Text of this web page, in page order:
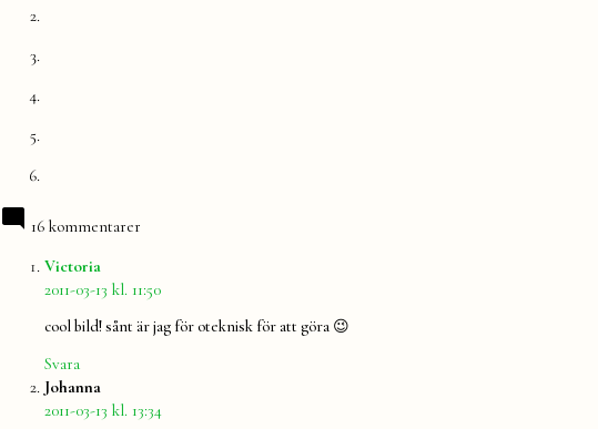
16 kommentarer
Victoria
2011-03-13 kl. 11:50
cool bild! sånt är jag för oteknisk för att göra 😉
Svara
Johanna
2011-03-13 kl. 13:34